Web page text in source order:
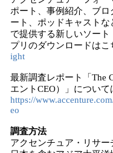
ポート、事例紹介、ブ
ート、ポッドキャスト
で提供する新しいソー
プリのダウンロードはこ
ight
最新調査レポート「The
エントCEO）」について
https://
eo
調査方法
アクセンチュア・リサー